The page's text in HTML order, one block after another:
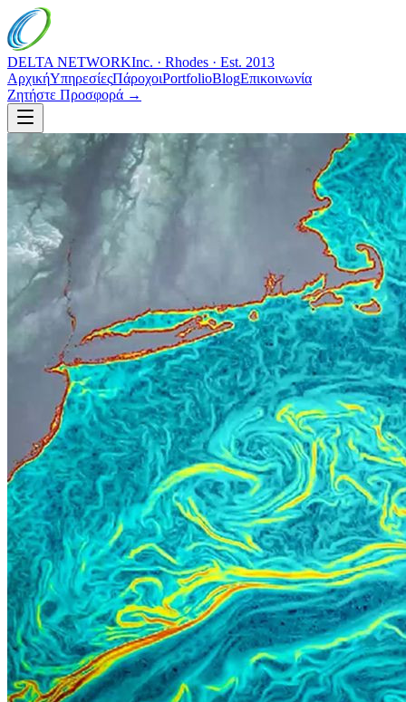
DELTA NETWORKInc. · Rhodes · Est. 2013
ΑρχικήΥπηρεσίεςΠάροχοιPortfolioBlogΕπικοινωνία
Ζητήστε Προσφορά →